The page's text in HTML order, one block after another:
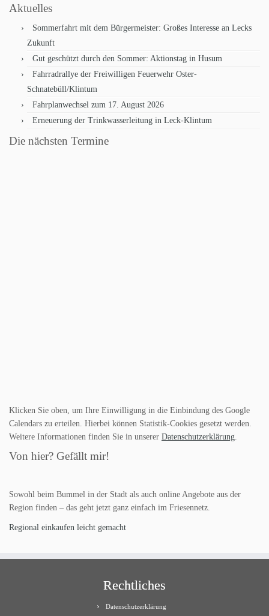
Aktuelles
Sommerfahrt mit dem Bürgermeister: Großes Interesse an Lecks
Zukunft
Gut geschützt durch den Sommer: Aktionstag in Husum
Fahrradrallye der Freiwilligen Feuerwehr Oster-
Schnatebüll/Klintum
Fahrplanwechsel zum 17. August 2026
Erneuerung der Trinkwasserleitung in Leck-Klintum
Die nächsten Termine
Klicken Sie oben, um Ihre Einwilligung in die Einbindung des Google
Calendars zu erteilen. Hierbei können Statistik-Cookies gesetzt werden.
Weitere Informationen finden Sie in unserer Datenschutzerklärung.
Von hier? Gefällt mir!
Sowohl beim Bummel in der Stadt als auch online Angebote aus der
Region finden – das geht jetzt ganz einfach im Friesennetz.
Regional einkaufen leicht gemacht
Rechtliches
Datenschutzerklärung